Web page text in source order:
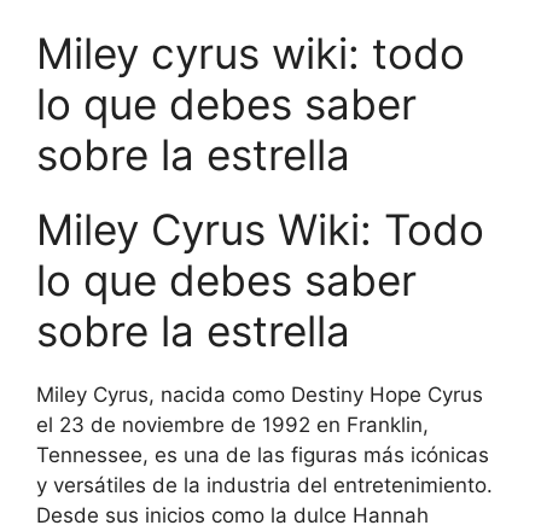
Miley cyrus wiki: todo
lo que debes saber
sobre la estrella
Miley Cyrus Wiki: Todo
lo que debes saber
sobre la estrella
Miley Cyrus, nacida como Destiny Hope Cyrus
el 23 de noviembre de 1992 en Franklin,
Tennessee, es una de las figuras más icónicas
y versátiles de la industria del entretenimiento.
Desde sus inicios como la dulce Hannah